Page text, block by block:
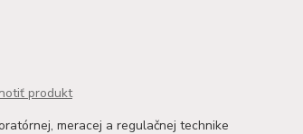
produkt
meracej a regulačnej technike